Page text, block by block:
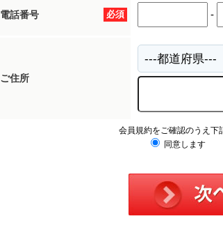
必須
電話番号 -
ご住所
会員規約をご確認のうえ下
同意します